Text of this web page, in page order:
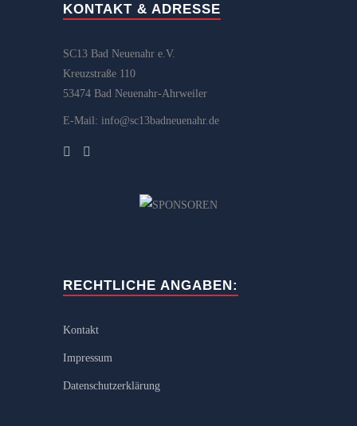
KONTAKT & ADRESSE
SC13 Bad Neuenahr e.V.
Kreuzstraße 110
53474 Bad Neuenahr-Ahrweiler
E-Mail: info@sc13badneuenahr.de
RECHTLICHE ANGABEN:
Kontakt
Impressum
Datenschutzerklärung